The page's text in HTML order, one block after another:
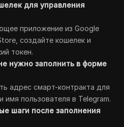
для управления
приложение из Google
создайте кошелек и
токен.
нужно заполнить в форме
адрес смарт-контракта для
имя пользователя в Telegram.
шаги после заполнения